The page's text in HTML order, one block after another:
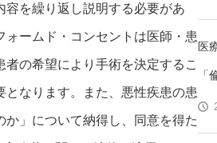
を繰り返し説明する必要があ
ームド・コンセントは医師・患
の希望により手術を決定するこ
なります。また、悪性疾患の患
」について納得し、同意を得た
医
「